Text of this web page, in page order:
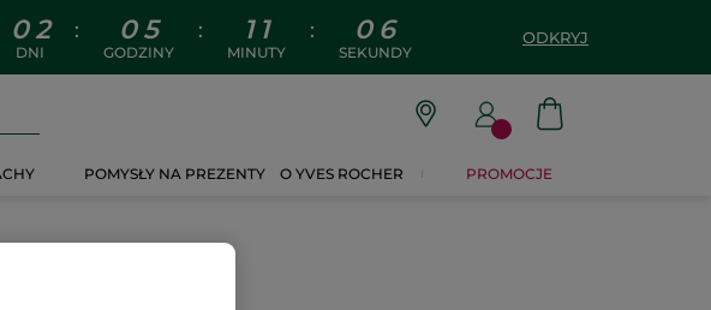
0 2
DNI
: 0 5
GODZINY
: 1 1
MINUTY
: 0 6
SEKUNDY
ODKRYJ
POMYSŁY NA PREZENTY O YVES ROCHER PROMOCJE